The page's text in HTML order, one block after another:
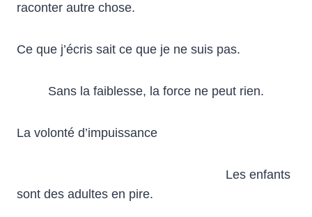
raconter autre chose.
Ce que j’écris sait ce que je ne suis pas.
Sans la faiblesse, la force ne peut rien.
La volonté d’impuissance
Les enfants
sont des adultes en pire.